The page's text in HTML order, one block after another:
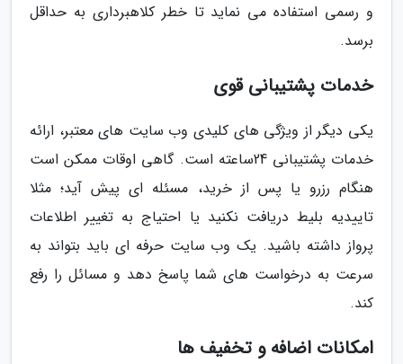
و رسمی استفاده می نماید تا خطر کلاهبرداری به حداقل
برسد.
خدمات پشتیبانی قوی
یکی دیگر از ویژگی های کلیدی وب سایت های معتبر، ارائه
خدمات پشتیبانی 24ساعته است. گاهی اوقات ممکن است
هنگام رزرو یا پس از خرید، مسئله ای پیش آید؛ مثلا
تاییدیه بلیط دریافت نکنید یا احتیاج به تغییر اطلاعات
پرواز داشته باشید. یک وب سایت حرفه ای باید بتواند به
سرعت به درخواست های شما پاسخ دهد و مسائل را رفع
کند.
امکانات اضافه و تخفیف ها